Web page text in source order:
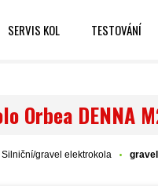
SERVIS KOL TESTOVÁNÍ
Orbea DENNA
Silniční/gravel elektrokola